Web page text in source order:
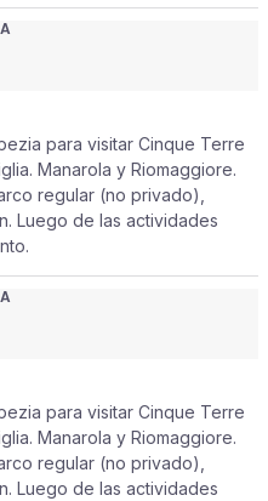
para visitar Cinque Terre
Manarola y Riomaggiore.
regular (no privado),
Luego de las actividades
para visitar Cinque Terre
Manarola y Riomaggiore.
regular (no privado),
Luego de las actividades